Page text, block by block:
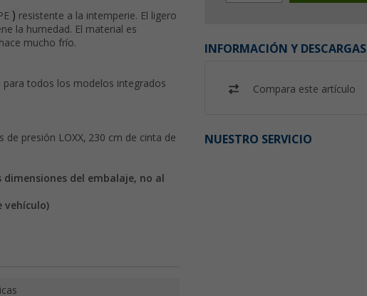
INFORMACIÓN Y DESCARGAS
Compara este artículo
NUESTRO SERVICIO
) resistente a la intemperie. El ligero
la humedad. El material es
mucho frío.
para todos los modelos integrados
presión LOXX, 230 cm de cinta de
del embalaje, no al
vehículo)